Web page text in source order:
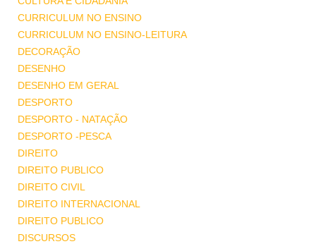
CURRICULUM NO ENSINO
CURRICULUM NO ENSINO-LEITURA
DECORAÇÃO
DESENHO
DESENHO EM GERAL
DESPORTO
DESPORTO - NATAÇÃO
DESPORTO -PESCA
DIREITO
DIREITO PUBLICO
DIREITO CIVIL
DIREITO INTERNACIONAL
DIREITO PUBLICO
DISCURSOS